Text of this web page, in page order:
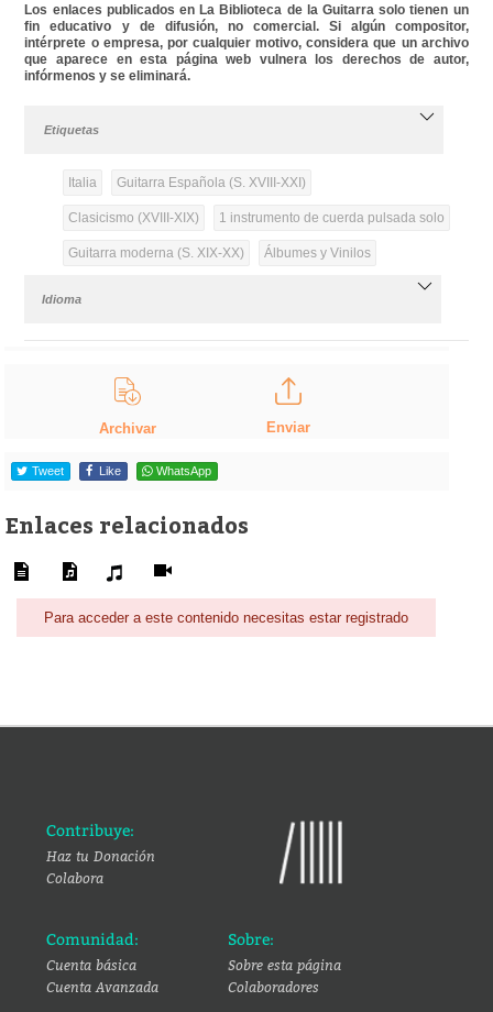
Los enlaces publicados en La Biblioteca de la Guitarra solo tienen un
fin educativo y de difusión, no comercial. Si algún compositor,
intérprete o empresa, por cualquier motivo, considera que un archivo
que aparece en esta página web vulnera los derechos de autor,
infórmenos y se eliminará.
Etiquetas
Italia Guitarra Española (S. XVIII-XXI)
Clasicismo (XVIII-XIX) 1 instrumento de cuerda pulsada solo
Guitarra moderna (S. XIX-XX) Álbumes y Vinilos
Idioma
Archivar Enviar
Tweet Like WhatsApp
Enlaces relacionados
Para acceder a este contenido necesitas estar registrado
Contribuye:
Haz tu Donación
Colabora
Comunidad:
Cuenta básica
Cuenta Avanzada
Sobre:
Sobre esta página
Colaboradores